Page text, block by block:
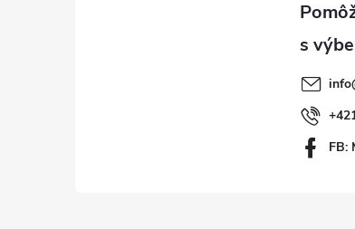
info
FB: